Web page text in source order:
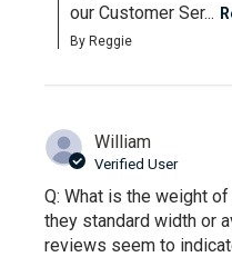
our Customer Ser...
By Reggie
William
Verified User
Q: What is the weight
they standard width or
reviews seem to